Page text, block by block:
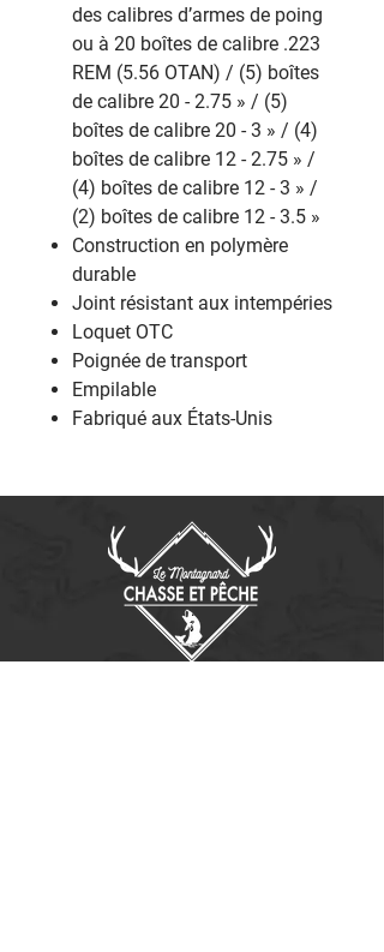
des calibres d’armes de poing
ou à 20 boîtes de calibre .223
REM (5.56 OTAN) / (5) boîtes
de calibre 20 - 2.75 » / (5)
boîtes de calibre 20 - 3 » / (4)
boîtes de calibre 12 - 2.75 » /
(4) boîtes de calibre 12 - 3 » /
(2) boîtes de calibre 12 - 3.5 »‎
‎Construction en polymère
durable‎
‎Joint résistant aux intempéries‎
‎Loquet OTC‎
‎Poignée de transport‎
‎Empilable‎
‎Fabriqué aux États-Unis‎